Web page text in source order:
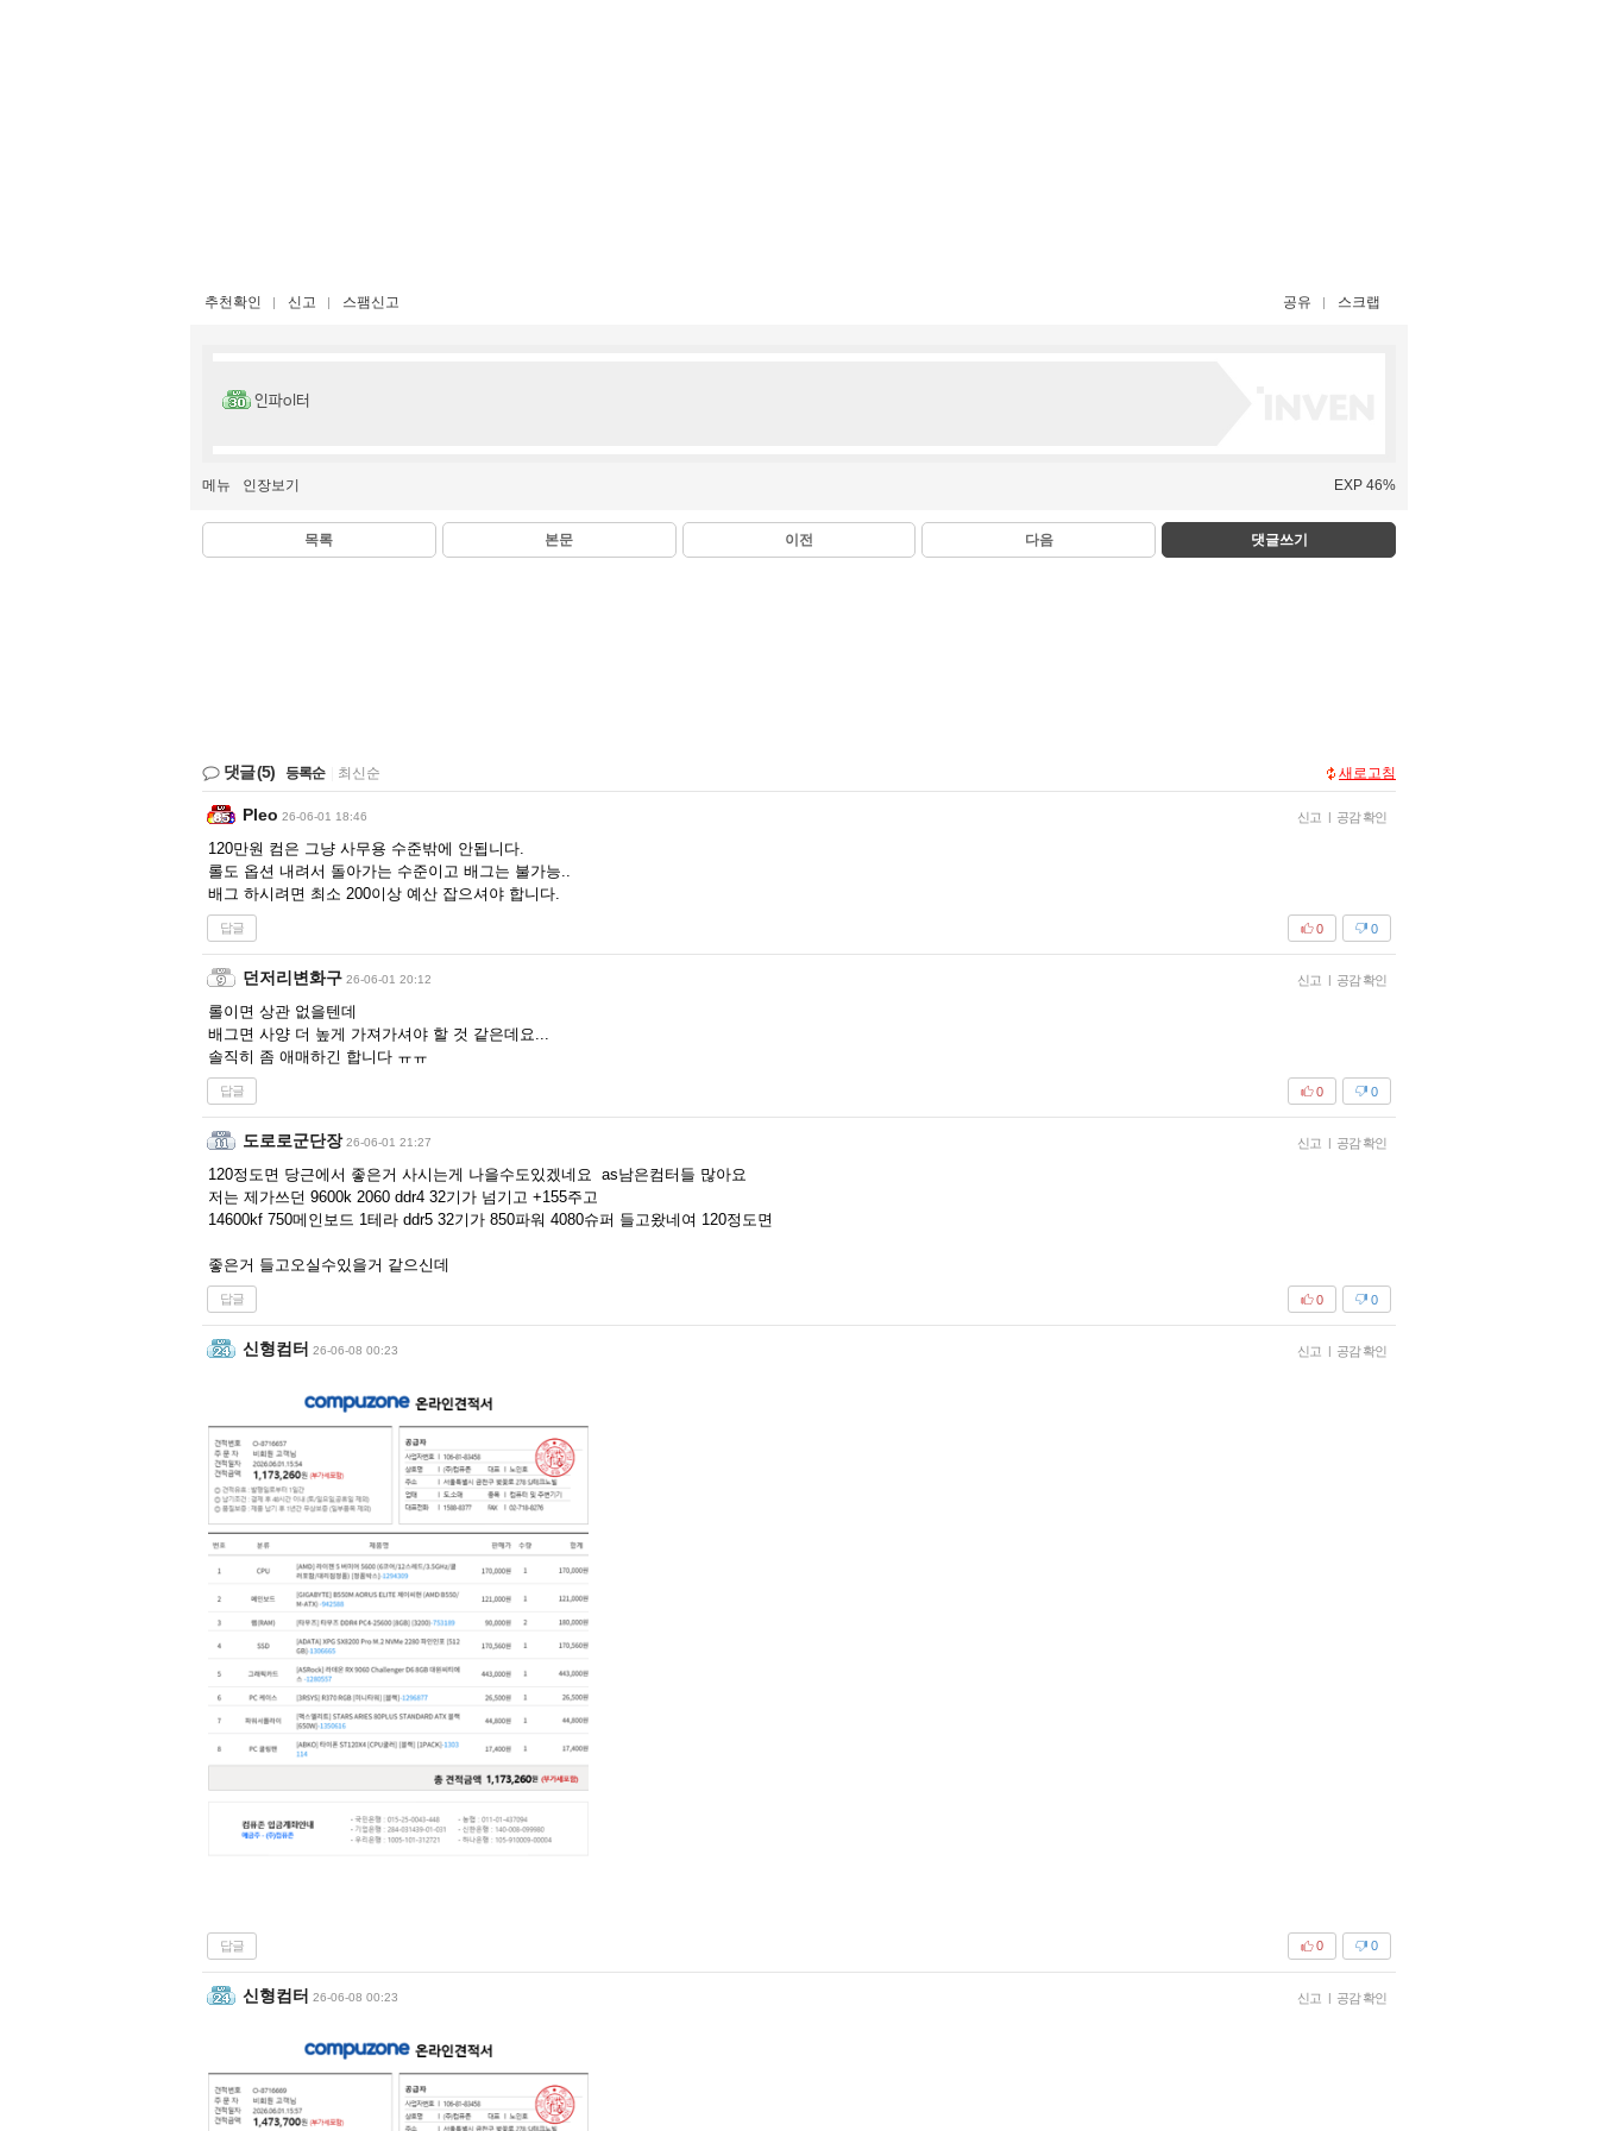
추천확인 신고 스팸신고 공유 스크랩
인파ol터
메뉴 인장보기 EXP 46%
목록 본문 이전 다음 댓글쓰기
댓글(5) 등록순 최신순 새로고침
Pleo 26-06-01 18:46 신고 | 공감 확인
120만원 컴은 그냥 사무용 수준밖에 안됩니다.
롤도 옵션 내려서 돌아가는 수준이고 배그는 불가능..
배그 하시려면 최소 200이상 예산 잡으셔야 합니다.
답글 0
0
던저리변화구 26-06-01 20:12 신고 | 공감 확인
롤이면 상관 없을텐데
배그면 사양 더 높게 가져가셔야 할 것 같은데요...
솔직히 좀 애매하긴 합니다 ㅠㅠ
답글 0
0
도로로군단장 26-06-01 21:27 신고 | 공감 확인
120정도면 당근에서 좋은거 사시는게 나을수도있겠네요 as남은컴터들 많아요
저는 제가쓰던 9600k 2060 ddr4 32기가 넘기고 +155주고
14600kf 750메인보드 1테라 ddr5 32기가 850파워 4080슈퍼 들고왔네여 120정도면
좋은거 들고오실수있을거 같으신데
답글 0
0
신형컴터 26-06-08 00:23 신고 | 공감 확인
답글 0
0
신형컴터 26-06-08 00:23 신고 | 공감 확인